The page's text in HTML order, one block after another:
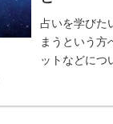
占いを学びた
まうという方
ットなどにつ